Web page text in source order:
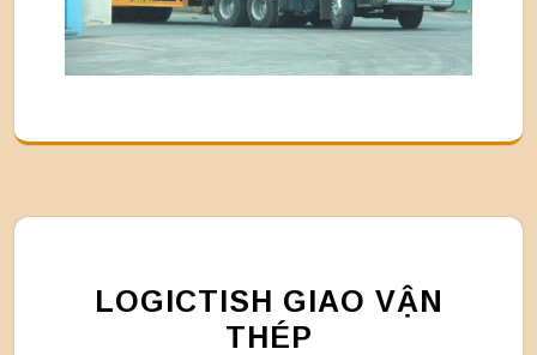
LOGICTISH GIAO VẬN
THÉP